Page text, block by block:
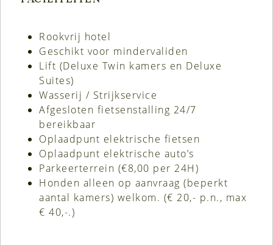
Rookvrij hotel
Geschikt voor mindervaliden
Lift (Deluxe Twin kamers en Deluxe
Suites)
Wasserij / Strijkservice
Afgesloten fietsenstalling 24/7
bereikbaar
Oplaadpunt elektrische fietsen
Oplaadpunt elektrische auto’s
Parkeerterrein (€8,00 per 24H)
Honden alleen op aanvraag (beperkt
aantal kamers) welkom. (€ 20,- p.n., max
€ 40,-.)